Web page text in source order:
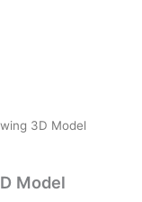
3D Model
Model